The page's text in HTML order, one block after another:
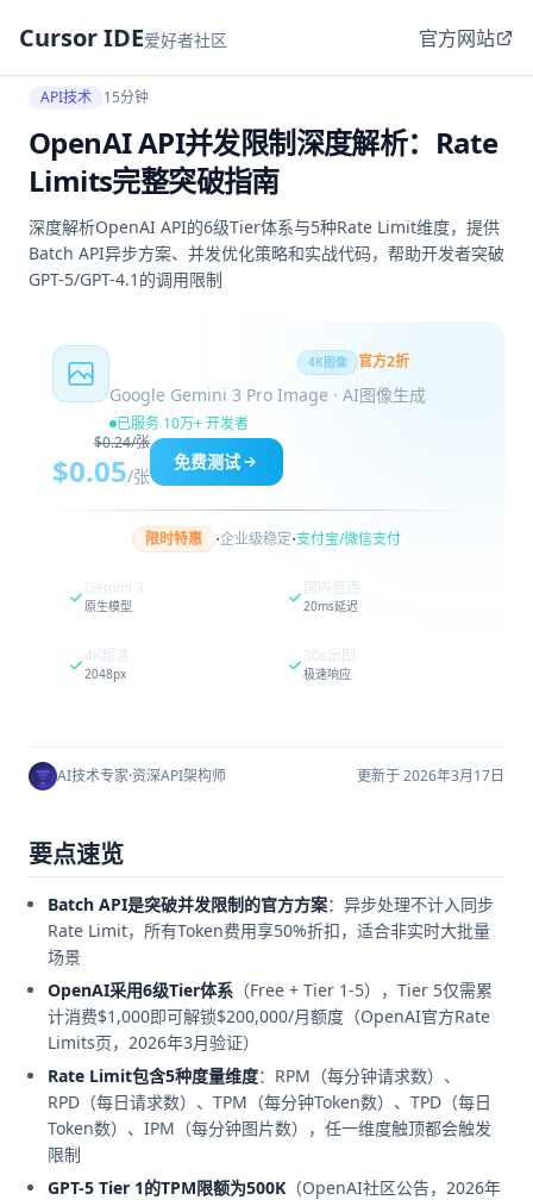
Cursor IDE爱好者社区 官方网站
API技术 15分钟
OpenAI API并发限制深度解析：Rate
Limits完整突破指南
深度解析OpenAI API的6级Tier体系与5种Rate Limit维度，提供
Batch API异步方案、并发优化策略和实战代码，帮助开发者突破
GPT-5/GPT-4.1的调用限制
4K图像 官方2折
Google Gemini 3 Pro Image · AI图像生成
已服务 10万+ 开发者
$0.24/张
$0.05/张
免费测试
限时特惠 ·企业级稳定·支付宝/微信支付
Gemini 3
原生模型
国内直连
20ms延迟
4K超清
2048px
30s出图
极速响应
AI技术专家·资深API架构师 更新于 2026年3月17日
要点速览
Batch API是突破并发限制的官方方案：异步处理不计入同步
Rate Limit，所有Token费用享50%折扣，适合非实时大批量
场景
OpenAI采用6级Tier体系 （Free + Tier 1-5），Tier 5仅需累
计消费$1,000即可解锁$200,000/月额度（OpenAI官方Rate
Limits页，2026年3月验证）
Rate Limit包含5种度量维度：RPM（每分钟请求数）、
RPD（每日请求数）、TPM（每分钟Token数）、TPD（每日
Token数）、IPM（每分钟图片数），任一维度触顶都会触发
限制
GPT-5 Tier 1的TPM限额为500K （OpenAI社区公告，2026年